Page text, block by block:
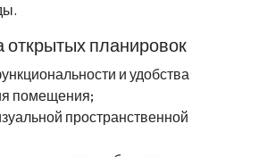
планировок
и удобства
помещения;
пространственной